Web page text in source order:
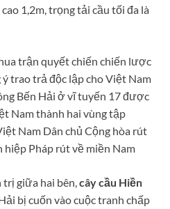
1,2m, trọng tải cầu tối đa là
trận quyết chiến chiến lược
trao trả độc lập cho Việt Nam
Bến Hải ở vĩ tuyến 17 được
Nam thành hai vùng tập
Nam Dân chủ Cộng hòa rút
hiệp Pháp rút về miền Nam
giữa hai bên, cây cầu Hiền
bị cuốn vào cuộc tranh chấp